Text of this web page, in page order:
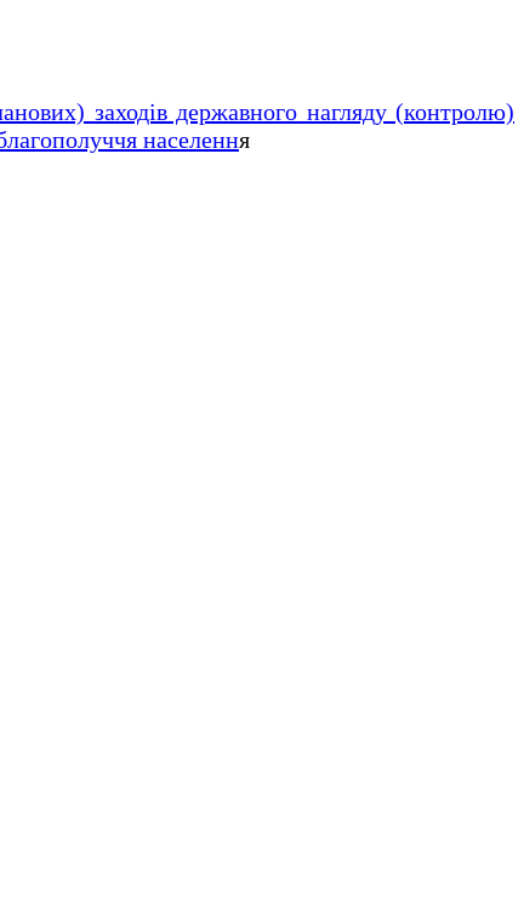
заходів державного нагляду (контролю)
населення